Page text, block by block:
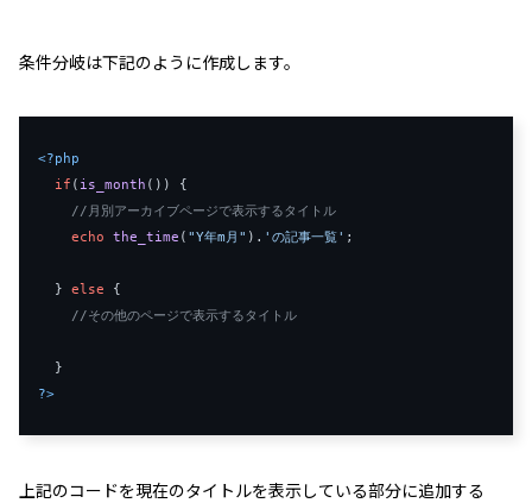
条件分岐は下記のように作成します。
<?php
if ( is_month ()) {
//月別アーカイブページで表示するタイトル
echo the_time ( "Y年m月" ). 'の記事一覧' ;
  }
else {
//その他のページで表示するタイトル
?>
上記のコードを現在のタイトルを表示している部分に追加する